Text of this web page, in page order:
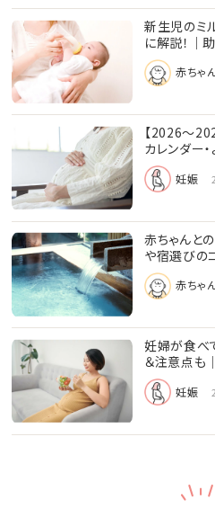
新生児のミ
に解説！｜
赤ちゃ
【2026〜
カレンダー
妊娠
赤ちゃんと
や宿選びの
赤ちゃ
妊婦が食べ
＆注意点
妊娠